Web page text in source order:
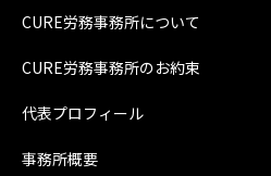
CURE労務事務所について
CURE労務事務所のお約束
代表プロフィール
事務所概要